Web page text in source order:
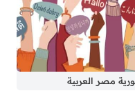
مصر العربية